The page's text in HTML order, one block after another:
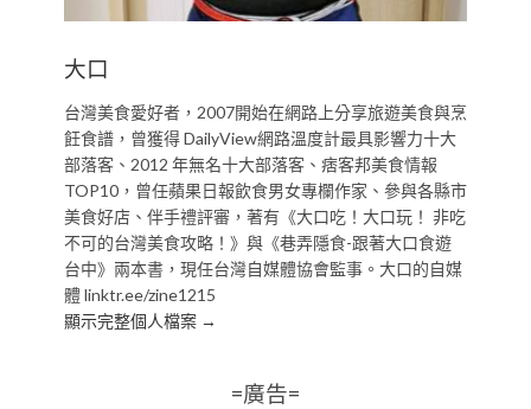
大口
台灣美食愛好者，2007開始在網路上分享旅遊美食與烹
飪食譜，曾獲得 DailyView網路溫度計最具影響力十大
部落客、2012 年無名十大部落客、痞客邦美食情報
TOP10，曾任蘋果日報飲食男女專欄作家、參與各縣市
美食好店、伴手禮評審，著有《大口吃！大口玩！ 非吃
不可的台灣美食攻略！》與《巷弄隱食-跟著大口食遊
台中》兩本書，現任台灣自媒體協會監事。大口的自媒
體 linktr.ee/zine1215
顯示完整個人檔案 →
=廣告=